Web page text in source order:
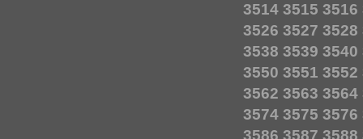
3514 3515 3516
3526 3527 3528
3538 3539 3540
3550 3551 3552
3562 3563 3564
3574 3575 3576
3586 3587 3588